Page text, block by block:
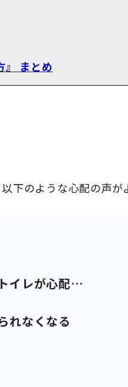
』 まとめ
下のような心配の声が
イレが心配…
れなくなる